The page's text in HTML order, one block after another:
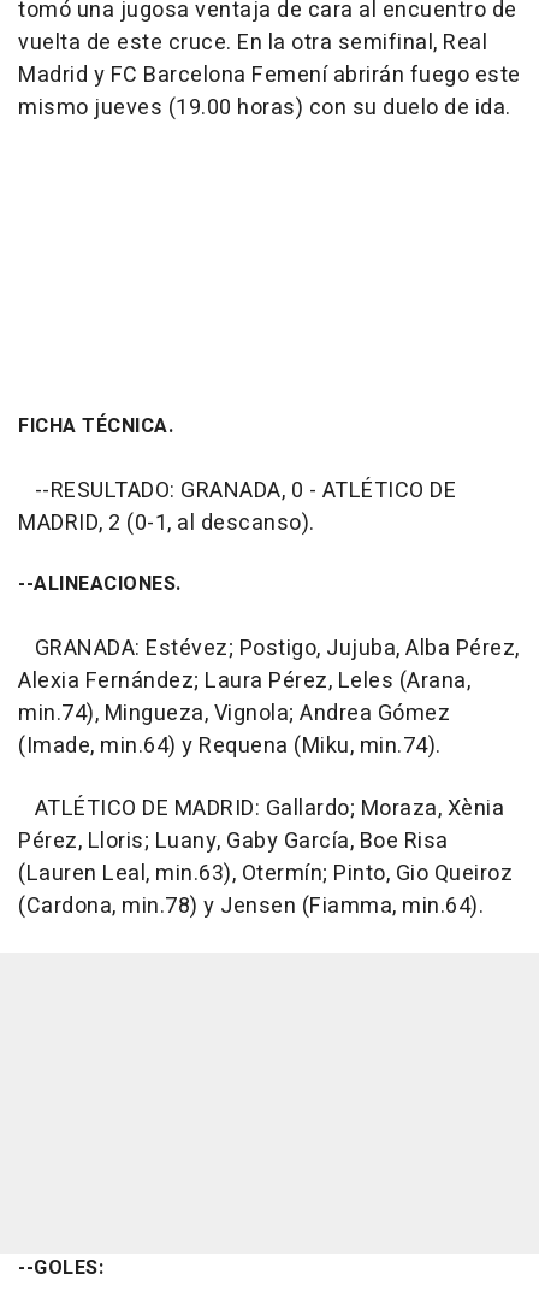
tomó una jugosa ventaja de cara al encuentro de
vuelta de este cruce. En la otra semifinal, Real
Madrid y FC Barcelona Femení abrirán fuego este
mismo jueves (19.00 horas) con su duelo de ida.
FICHA TÉCNICA.
--RESULTADO: GRANADA, 0 - ATLÉTICO DE
MADRID, 2 (0-1, al descanso).
--ALINEACIONES.
GRANADA: Estévez; Postigo, Jujuba, Alba Pérez,
Alexia Fernández; Laura Pérez, Leles (Arana,
min.74), Mingueza, Vignola; Andrea Gómez
(Imade, min.64) y Requena (Miku, min.74).
ATLÉTICO DE MADRID: Gallardo; Moraza, Xènia
Pérez, Lloris; Luany, Gaby García, Boe Risa
(Lauren Leal, min.63), Otermín; Pinto, Gio Queiroz
(Cardona, min.78) y Jensen (Fiamma, min.64).
--GOLES: